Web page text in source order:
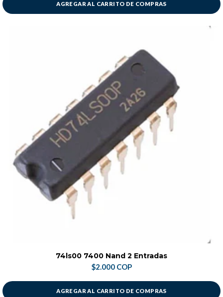
AGREGAR AL CARRITO DE COMPRAS
74ls00 7400 Nand 2 Entradas
$2.000 COP
AGREGAR AL CARRITO DE COMPRAS